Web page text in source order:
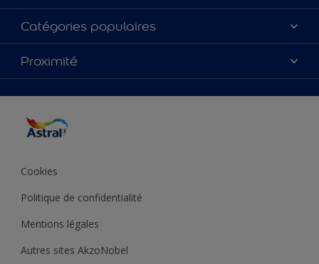
À propos de nous
Nous Contacter
Plan du site
Catégories populaires
Nos couleurs
Produits
Trouver de l’inspiration
Conseils déco
Proximité
Cookies
Politique de confidentialité
Mentions légales
Autres sites AkzoNobel